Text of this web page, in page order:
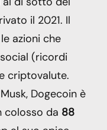
il 2021. Il
azioni che
(ricordi
criptovalute.
Dogecoin è
colosso da 88